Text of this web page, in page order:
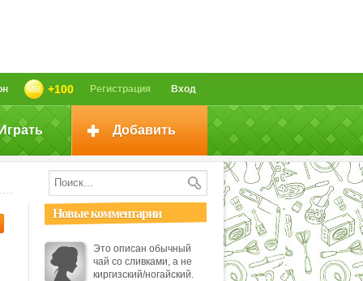
Вход
Регистрация
+100
Добавить
Новые комментарии
Это описан обычный
чай со сливками, а не
киргизский/ногайский.